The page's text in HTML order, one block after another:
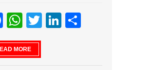
Facebook
WhatsApp
TwitterLinkedIn
MORE